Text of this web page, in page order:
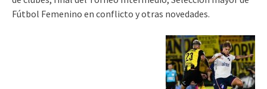
Fútbol Femenino en conflicto y otras novedades.